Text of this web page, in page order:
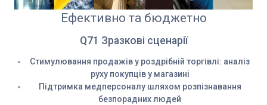
Ефективно та бюджетно
Q71 Зразкові сценарії
Стимулювання продажів у роздрібній торгівлі: аналіз
руху покупців у магазині
Підтримка медперсоналу шляхом розпізнавання
безпорадних людей